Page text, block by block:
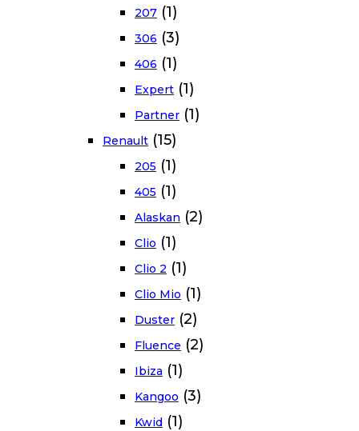
207 (1)
306 (3)
406 (1)
Expert (1)
Partner (1)
Renault (15)
205 (1)
405 (1)
Alaskan (2)
Clio (1)
Clio 2 (1)
Clio Mio (1)
Duster (2)
Fluence (2)
Ibiza (1)
Kangoo (3)
Kwid (1)